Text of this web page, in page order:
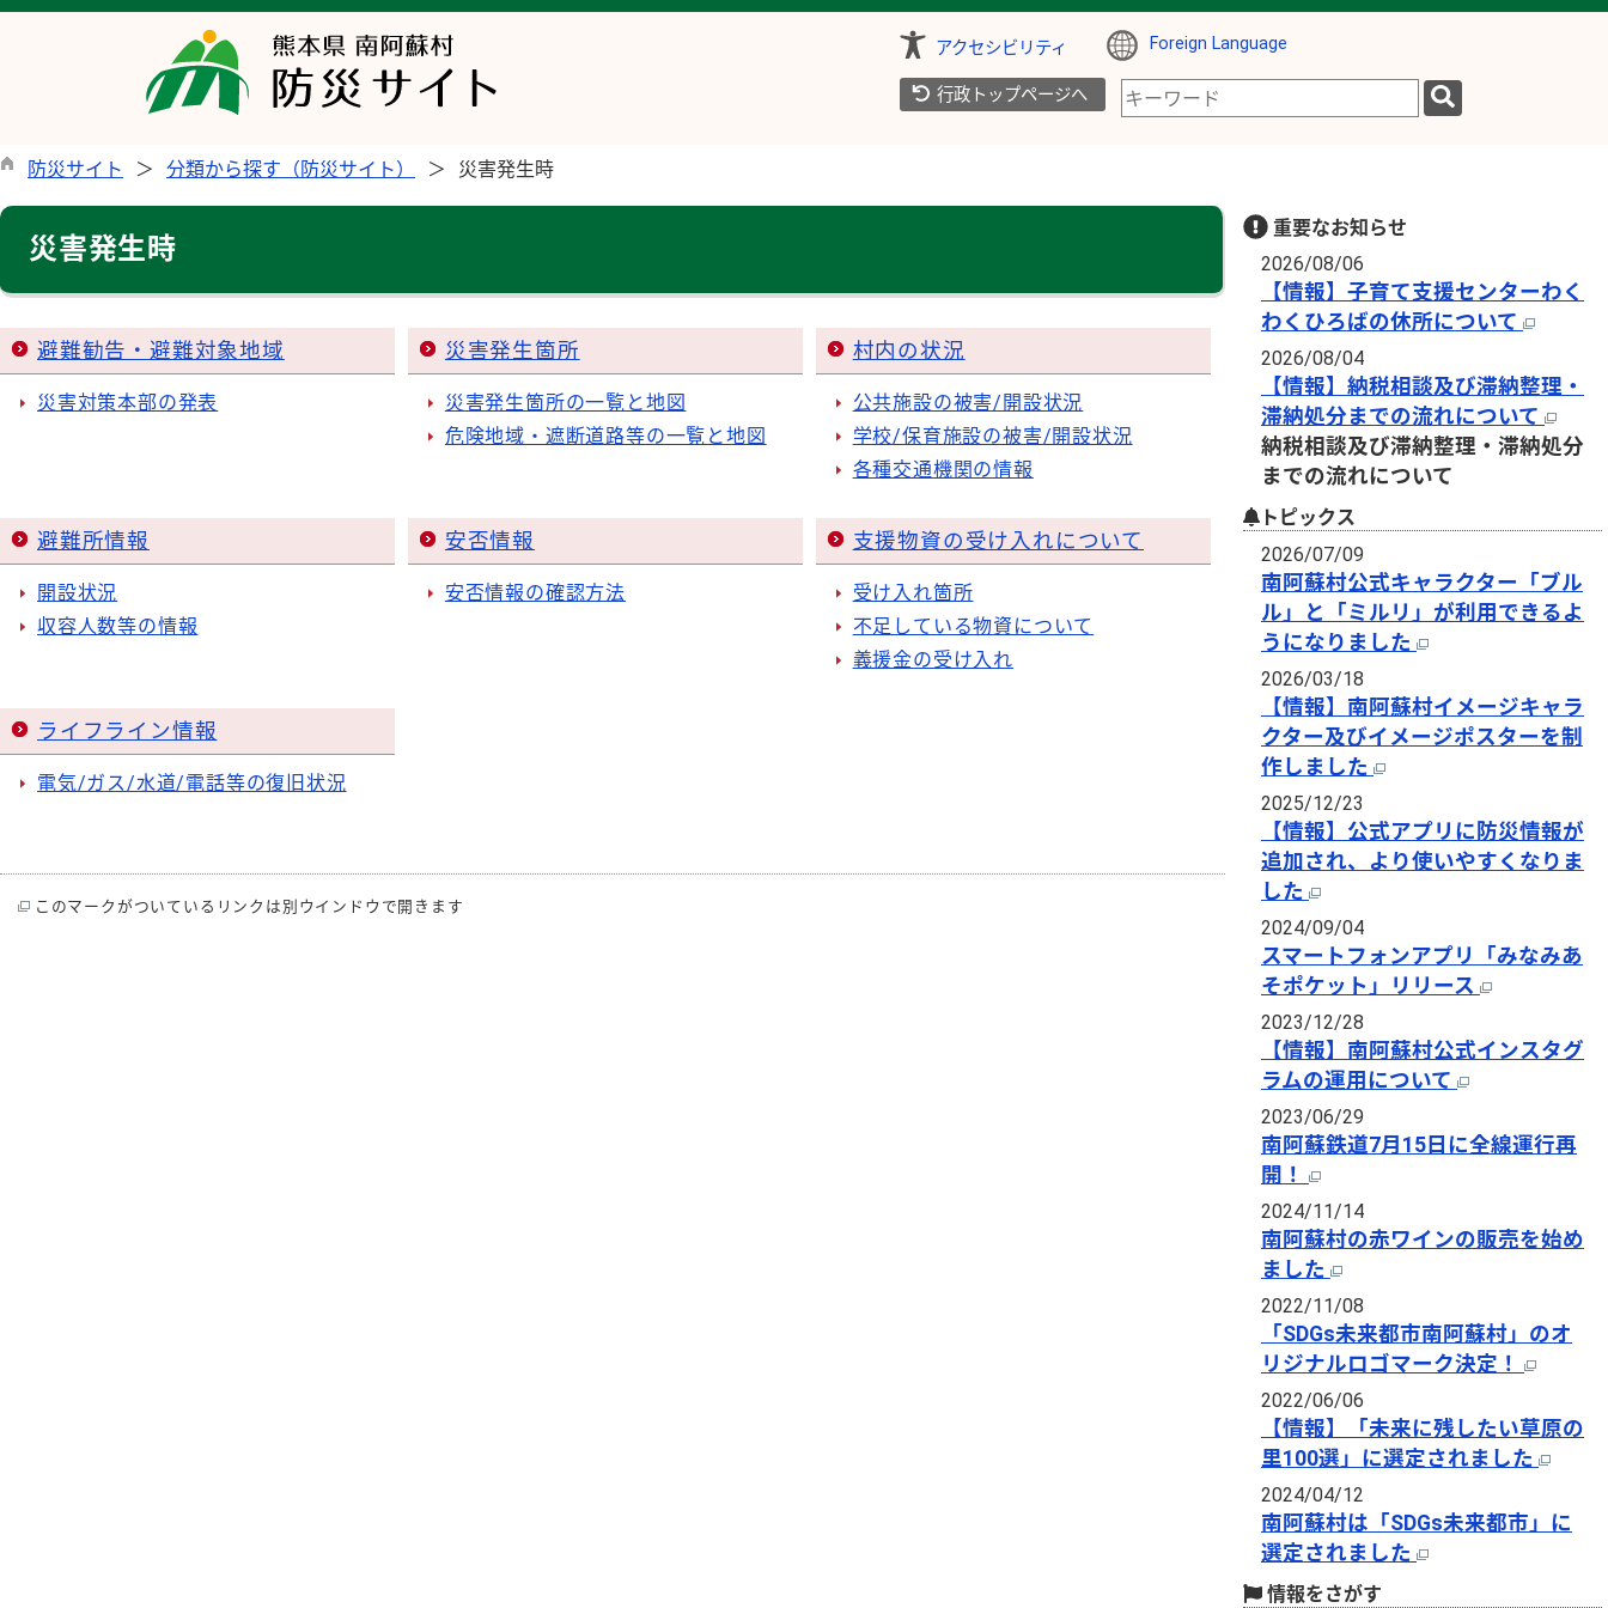
アクセシビリティ Foreign Language
行政トップページへ
検
索
防災サイト 分類から探す（防災サイト） 災害発生時
災害発生時
避難勧告・避難対象地域
災害対策本部の発表
災害発生箇所
災害発生箇所の一覧と地図
危険地域・遮断道路等の一覧と地図
村内の状況
公共施設の被害/開設状況
学校/保育施設の被害/開設状況
各種交通機関の情報
避難所情報
開設状況
収容人数等の情報
安否情報
安否情報の確認方法
支援物資の受け入れについて
受け入れ箇所
不足している物資について
義援金の受け入れ
ライフライン情報
電気/ガス/水道/電話等の復旧状況
このマークがついているリンクは別ウインドウで開きます
重要なお知らせ
2026/08/06
【情報】子育て支援センターわく
わくひろばの休所について
2026/08/04
【情報】納税相談及び滞納整理・
滞納処分までの流れについて
納税相談及び滞納整理・滞納処分
までの流れについて
トピックス
2026/07/09
南阿蘇村公式キャラクター「ブル
ル」と「ミルリ」が利用できるよ
うになりました
2026/03/18
【情報】南阿蘇村イメージキャラ
クター及びイメージポスターを制
作しました
2025/12/23
【情報】公式アプリに防災情報が
追加され、より使いやすくなりま
した
2024/09/04
スマートフォンアプリ「みなみあ
そポケット」リリース
2023/12/28
【情報】南阿蘇村公式インスタグ
ラムの運用について
2023/06/29
南阿蘇鉄道7月15日に全線運行再
開！
2024/11/14
南阿蘇村の赤ワインの販売を始め
ました
2022/11/08
「SDGs未来都市南阿蘇村」のオ
リジナルロゴマーク決定！
2022/06/06
【情報】「未来に残したい草原の
里100選」に選定されました
2024/04/12
南阿蘇村は「SDGs未来都市」に
選定されました
情報をさがす